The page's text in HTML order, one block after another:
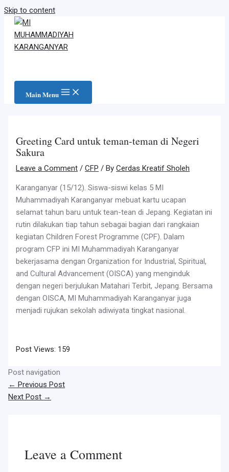
Skip to content
Main Menu
Greeting Card untuk teman-teman di Negeri
Sakura
Leave a Comment /CFP / ByCerdas Kreatif Sholeh
Karanganyar (15/12). Siswa-siswi kelas 5 MI
Muhammadiyah Karanganyar mebuat kartu ucapan
selamat tahun baru untuk tean-tean di Jepang. Kegiatan ini
rutin dilakukan tiap tahun sebagai bagian dari rangkaian
kegiatan Children Forest Programme (CPF). Dalam
program CFP ini MI Muhammadiyah Karanganyar
bekerjasama dengan Organization for Industrial, Spiritual,
and Cultural Advancement (OISCA) yang menginduk
dengan negeri berjulukan Matahari Terbit, Jepang. Bersama
dengan OISCA, MI Muhammadiyah Karanganyar juga
menjadi rujukan sekolah adiwiyata tingkat nasional.
Post Views: 159
Post navigation
← Previous Post
Next Post →
Leave a Comment